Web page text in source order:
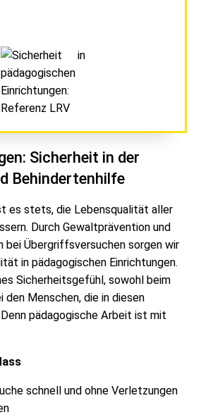
Sicherheit in der
Behindertenhilfe
es stets, die Lebensqualität aller
Durch Gewaltprävention und
Übergriffsversuchen sorgen wir
in pädagogischen Einrichtungen.
Sicherheitsgefühl, sowohl beim
den Menschen, die in diesen
pädagogische Arbeit ist mit
schnell und ohne Verletzungen